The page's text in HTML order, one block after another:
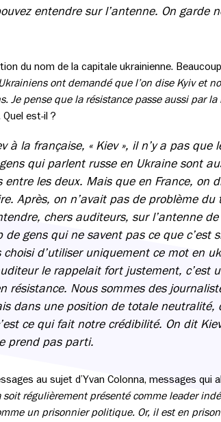
entendre sur l’antenne. On garde
du nom de la capitale ukrainienne.
ont demandé que l’on dise Kyiv et
pense que la résistance passe aussi par la
est-il ?
à la française, « Kiev », il n’y a pas que
qui parlent russe en Ukraine sont
les deux. Mais que en France, on
Après, on n’avait pas de problème du
chers auditeurs, sur l’antenne de
gens qui ne savent pas ce que c’est
d’utiliser uniquement ce mot en
le rappelait fort justement, c’est
résistance. Nous sommes des
dans une position de totale neutralité,
ce qui fait notre crédibilité. On dit
prend pas parti.
au sujet d’Yvan Colonna, messages qui
soit régulièrement présenté comme leader
un prisonnier politique. Or, il est en prison